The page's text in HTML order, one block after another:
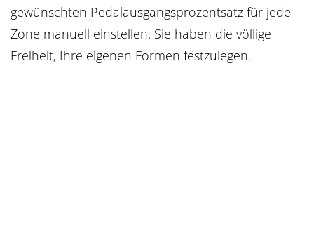
gewünschten Pedalausgangsprozentsatz für jede
Zone manuell einstellen. Sie haben die völlige
Freiheit, Ihre eigenen Formen festzulegen.